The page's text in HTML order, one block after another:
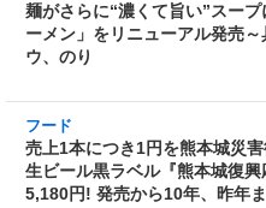
ー、ホウレ
売上1本に
城復興応援
発売から10
6,344,952円